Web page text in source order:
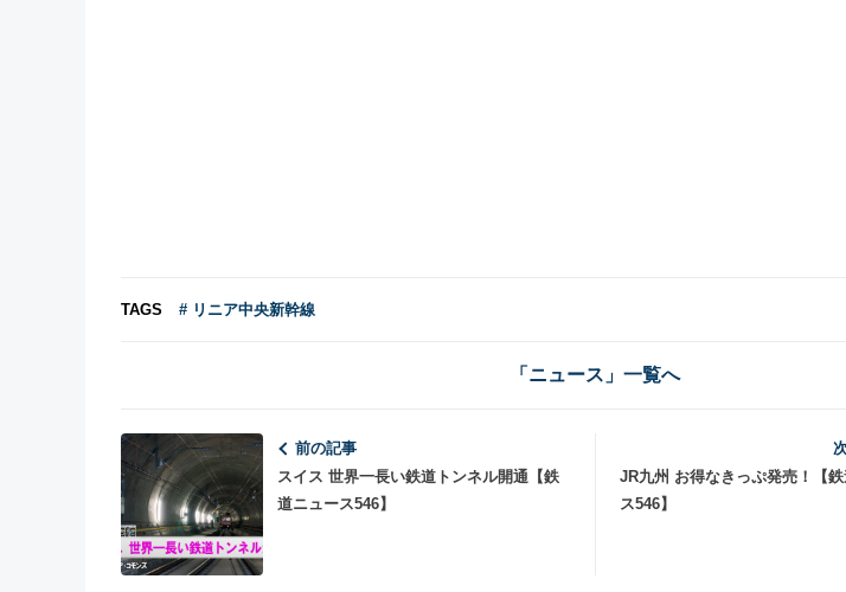
TAGS # リニア中央新幹線
「ニュース」一覧へ
前の記事
スイス 世界一長い鉄道トンネル開通【鉄
道ニュース546】
JR九州 お得なきっぷ発売！【
ス546】